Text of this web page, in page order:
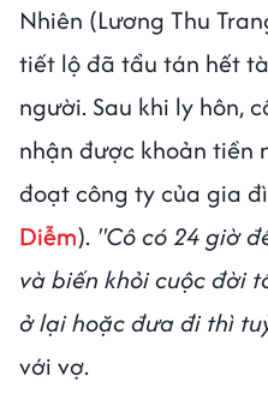
Nhiên (Lương Thu
tiết lộ đã tẩu tán hết
người. Sau khi ly hôn,
nhận được khoản tiền
đoạt công ty của gia
Diễm). "Cô có 24 giờ
và biến khỏi cuộc đời
ở lại hoặc đưa đi thì
với vợ.